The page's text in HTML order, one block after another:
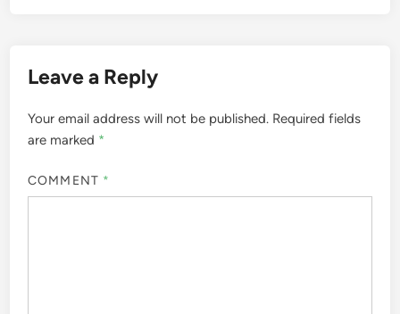
Leave a Reply
Your email address will not be published. Required fields
are marked *
COMMENT *